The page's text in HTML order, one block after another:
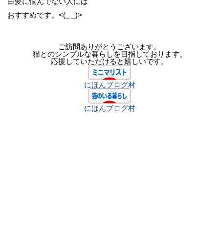
おすすめです。<(_ _)>
ご訪問ありがとうございます。
猫とのシンプルな暮らしを目指しております。
応援していただけると嬉しいです。
にほんブログ村
にほんブログ村